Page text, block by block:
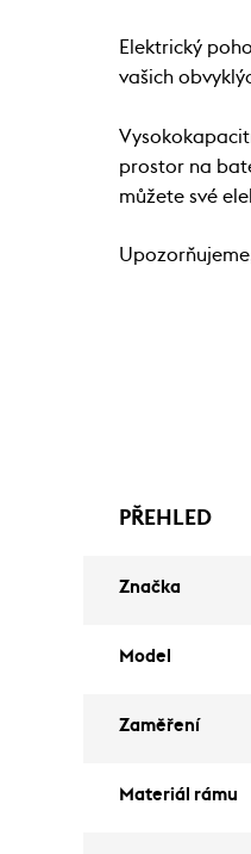
Elektrický
vašich
prostor na
můžete své
PŘEHLED
Značka
Model
Zaměření
Materiál rámu